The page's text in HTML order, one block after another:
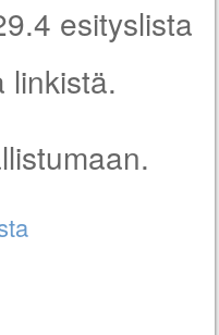
esityslista
linkistä.